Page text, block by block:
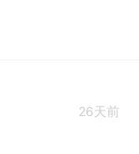
26天前